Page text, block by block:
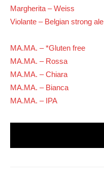
Margherita – Weiss
Violante – Belgian strong ale
MA.MA. – *Gluten free
MA.MA. – Rossa
MA.MA. – Chiara
MA.MA. – Bianca
MA.MA. – IPA